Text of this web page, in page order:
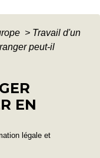
> Travail d'un
peut-il
EN
légale et